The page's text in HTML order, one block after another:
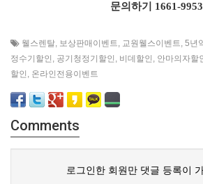
문의하기 1661-9953
웰스렌탈, 보상판매이벤트, 교원웰스이벤트, 5년
정수기할인 , 공기청정기할인 , 비데할인 , 안마의자할
할인 , 온라인전용이벤트
Comments
로그인한 회원만 댓글 등록이